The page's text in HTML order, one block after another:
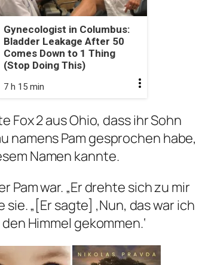
Gynecologist in Columbus:
Bladder Leakage After 50
Comes Down to 1 Thing
(Stop Doing This)
7 h 15 min
Fox 2 aus Ohio, dass ihr Sohn
namens Pam gesprochen habe,
Namen kannte.
Pam war. „Er drehte sich zu mir
sie. „[Er sagte] ‚Nun, das war ich
Himmel gekommen.‘